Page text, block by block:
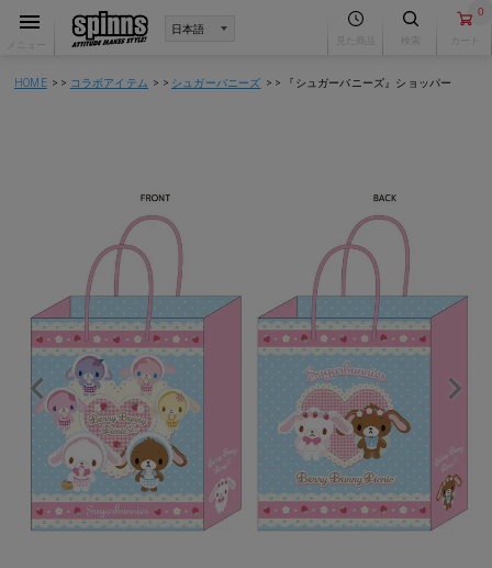
0
HOME コラボアイテム シュガーバニーズ 『シュガーバニーズ』ショッパー